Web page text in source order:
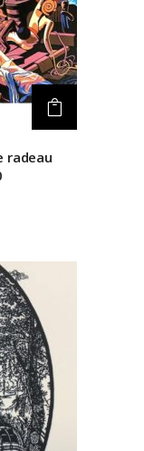
radeau